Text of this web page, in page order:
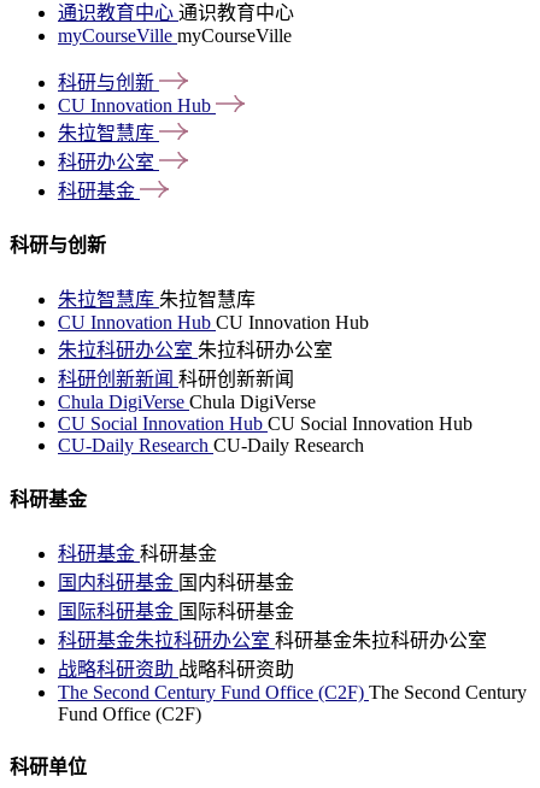
通识教育中心 通识教育中心
myCourseVille myCourseVille
科研与创新
CU Innovation Hub
朱拉智慧库
科研办公室
科研基金
科研与创新
朱拉智慧库 朱拉智慧库
CU Innovation Hub CU Innovation Hub
朱拉科研办公室 朱拉科研办公室
科研创新新闻 科研创新新闻
Chula DigiVerse Chula DigiVerse
CU Social Innovation Hub CU Social Innovation Hub
CU-Daily Research CU-Daily Research
科研基金
科研基金 科研基金
国内科研基金 国内科研基金
国际科研基金 国际科研基金
科研基金朱拉科研办公室 科研基金朱拉科研办公室
战略科研资助 战略科研资助
The Second Century Fund Office (C2F) The Second Century
Fund Office (C2F)
科研单位